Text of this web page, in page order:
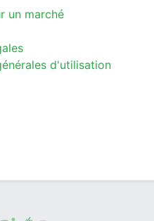
un marché
d'utilisation